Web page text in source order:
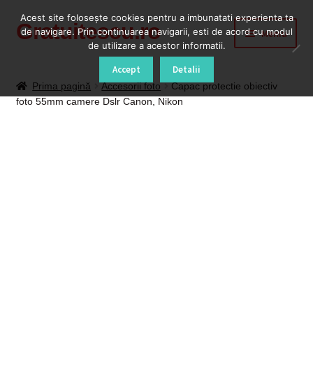
Sari
Sari
Gratuitescu.ro Meniu
Blog
Prima pagină Accesorii foto
Capac protectie obiectiv
foto 55mm camere Dslr Canon, Nikon
Acest site foloseşte cookies pentru a imbunatati experienta ta
de navigare. Prin continuarea navigarii, esti de acord cu modul
de utilizare a acestor informatii.
Accept Detalii